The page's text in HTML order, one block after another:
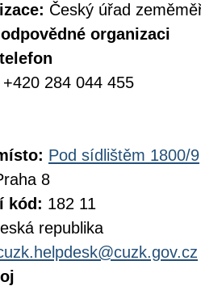
Český úřad
organizaci
+420 284 044 455
Pod sídlištěm 1800/9
8
kód: 182 11
republika